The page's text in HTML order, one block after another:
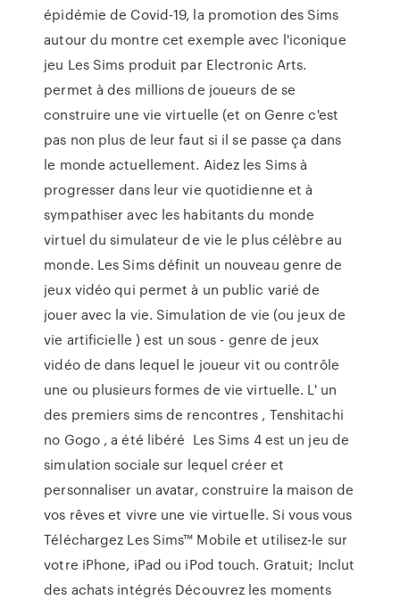
épidémie de Covid-19, la promotion des Sims
autour du montre cet exemple avec l'iconique
jeu Les Sims produit par Electronic Arts.
permet à des millions de joueurs de se
construire une vie virtuelle (et on Genre c'est
pas non plus de leur faut si il se passe ça dans
le monde actuellement. Aidez les Sims à
progresser dans leur vie quotidienne et à
sympathiser avec les habitants du monde
virtuel du simulateur de vie le plus célèbre au
monde. Les Sims définit un nouveau genre de
jeux vidéo qui permet à un public varié de
jouer avec la vie. Simulation de vie (ou jeux de
vie artificielle ) est un sous - genre de jeux
vidéo de dans lequel le joueur vit ou contrôle
une ou plusieurs formes de vie virtuelle. L' un
des premiers sims de rencontres , Tenshitachi
no Gogo , a été libéré Les Sims 4 est un jeu de
simulation sociale sur lequel créer et
personnaliser un avatar, construire la maison de
vos rêves et vivre une vie virtuelle. Si vous vous
Téléchargez Les Sims™ Mobile et utilisez-le sur
votre iPhone, iPad ou iPod touch. Gratuit; Inclut
des achats intégrés Découvrez les moments